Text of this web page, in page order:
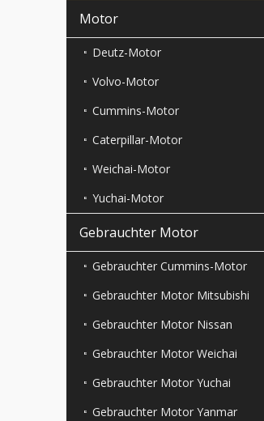
Motor
Deutz-Motor
Volvo-Motor
Cummins-Motor
Caterpillar-Motor
Weichai-Motor
Yuchai-Motor
Gebrauchter Motor
Gebrauchter Cummins-Motor
Gebrauchter Motor Mitsubishi
Gebrauchter Motor Nissan
Gebrauchter Motor Weichai
Gebrauchter Motor Yuchai
Gebrauchter Motor Yanmar